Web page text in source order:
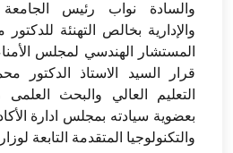
والسادة نواب رئيس الجامعة
والإدارية بخالص التهنئة
المستشار الهندسي لمجلس
قرار السيد الاستاذ الدكتور
بعضوية سيادته بمجلس ادارة
والتكنولوجيا المتقدمة التابعة